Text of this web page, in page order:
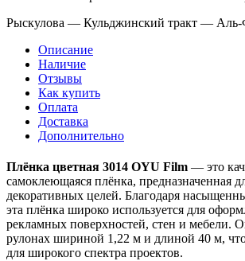
Рыскулова — Кульджинский тракт —
Описание
Наличие
Отзывы
Как купить
Оплата
Доставка
Дополнительно
Плёнка цветная 3014 OYU Film — это
самоклеющаяся плёнка, предназначенная
декоративных целей. Благодаря
эта плёнка широко используется для
рекламных поверхностей, стен и мебели.
рулонах шириной 1,22 м и длиной 40 м, что
для широкого спектра проектов.